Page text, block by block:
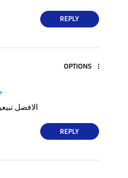
REPLY
OPTIONS
الافضل
REPLY